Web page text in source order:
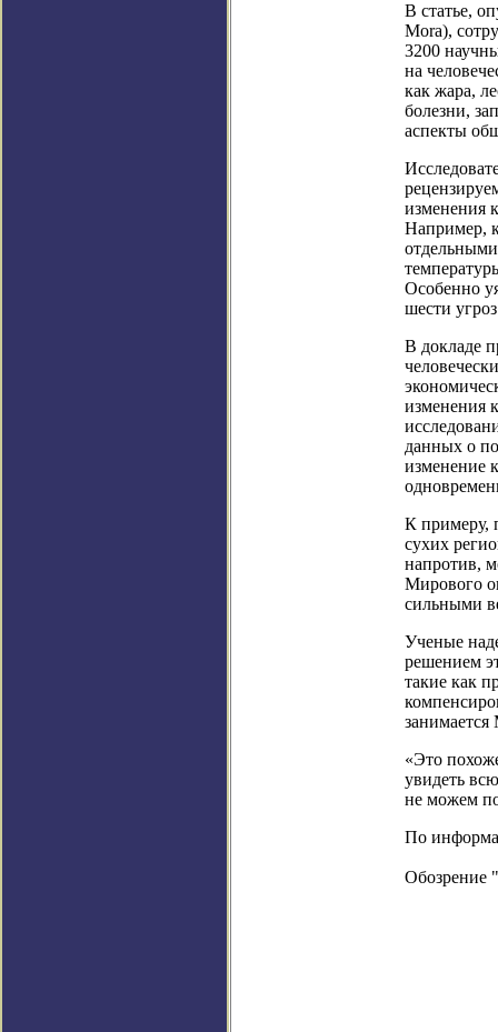
В статье,
Mora),
3200
на
как жара,
болезни,
аспекты
изменения
Например,
Особенно
шести
В докладе
изменения
данных о
изменение
К примеру,
сухих
напротив,
Мирового
сильными
Ученые
решением
такие как
«Это
увидеть
не можем
По
Обозрение "